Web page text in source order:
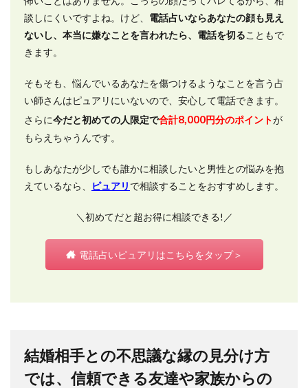
談しにくいですよね。けど、 電話占いならあなたの顔も見え
ないし、本当に嫌なことを言われたら、電話を切ることもで
きます。
そもそも、悩んでいるあなたを傷つけるようなことを言う占
い師さんはピュアリにいないので、安心して電話できます。
さらに今だと初めての人限定で合計8,000円分のポイントが
もらえちゃうんです。
もしあなたが少しでも誰かに相談したいと男性との悩みを抱
えているなら、
ピュアリ で相談することをおすすめします。
＼初めてだと超お得に相談できる!／
電話占いピュアリはこちらをタップ＞
結婚相手との不思議な縁の見分け方
では、信頼できる友達や家族からの